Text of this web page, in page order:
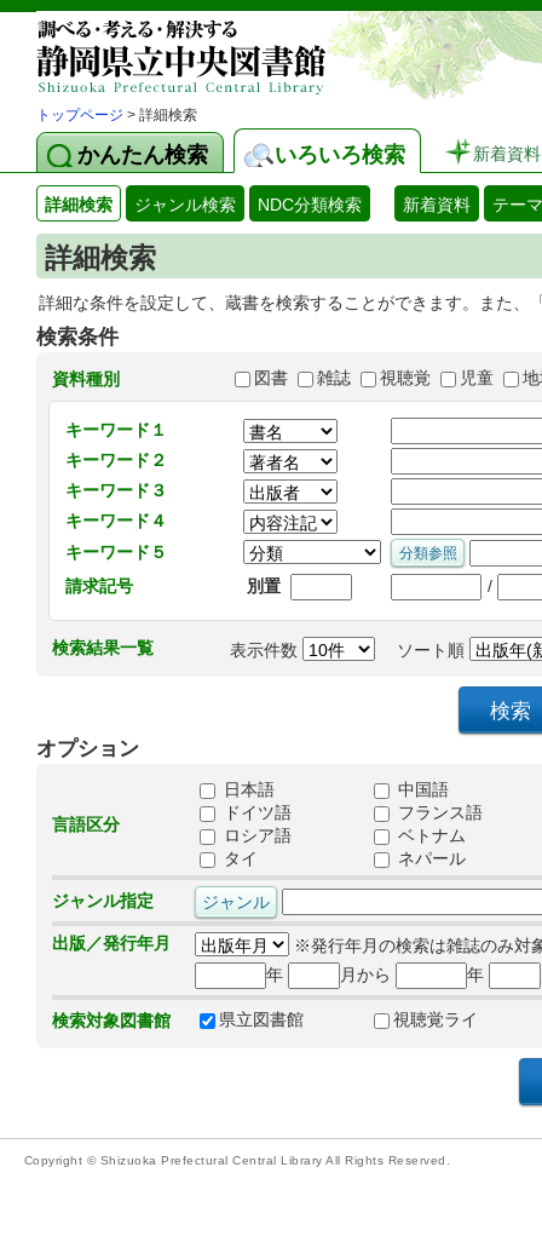
トップページ > 詳細検索
かんたん検索 いろいろ検索 新着資料
詳細検索 ジャンル検索 NDC分類検索 新着資料 テー
詳細検索
詳細な条件を設定して、蔵書を検索することができます。また
検索条件
資料種別 図書 雑誌 視聴覚 児童
キーワード１
キーワード２
キーワード３
キーワード４
キーワード５
請求記号
別置 /
検索結果一覧 表示件数 ソート順
オプション
言語区分
日本語
中国語
ドイツ語
フランス語
ロシア語
ベトナム
タイ
ネパール
ジャンル指定
出版／発行年月
※発行年月の検索は雑誌のみ対
年
月から 年
検索対象図書館 県立図書館 視聴覚ライ
Copyright © Shizuoka Prefectural Central Library All Rights Reserved.